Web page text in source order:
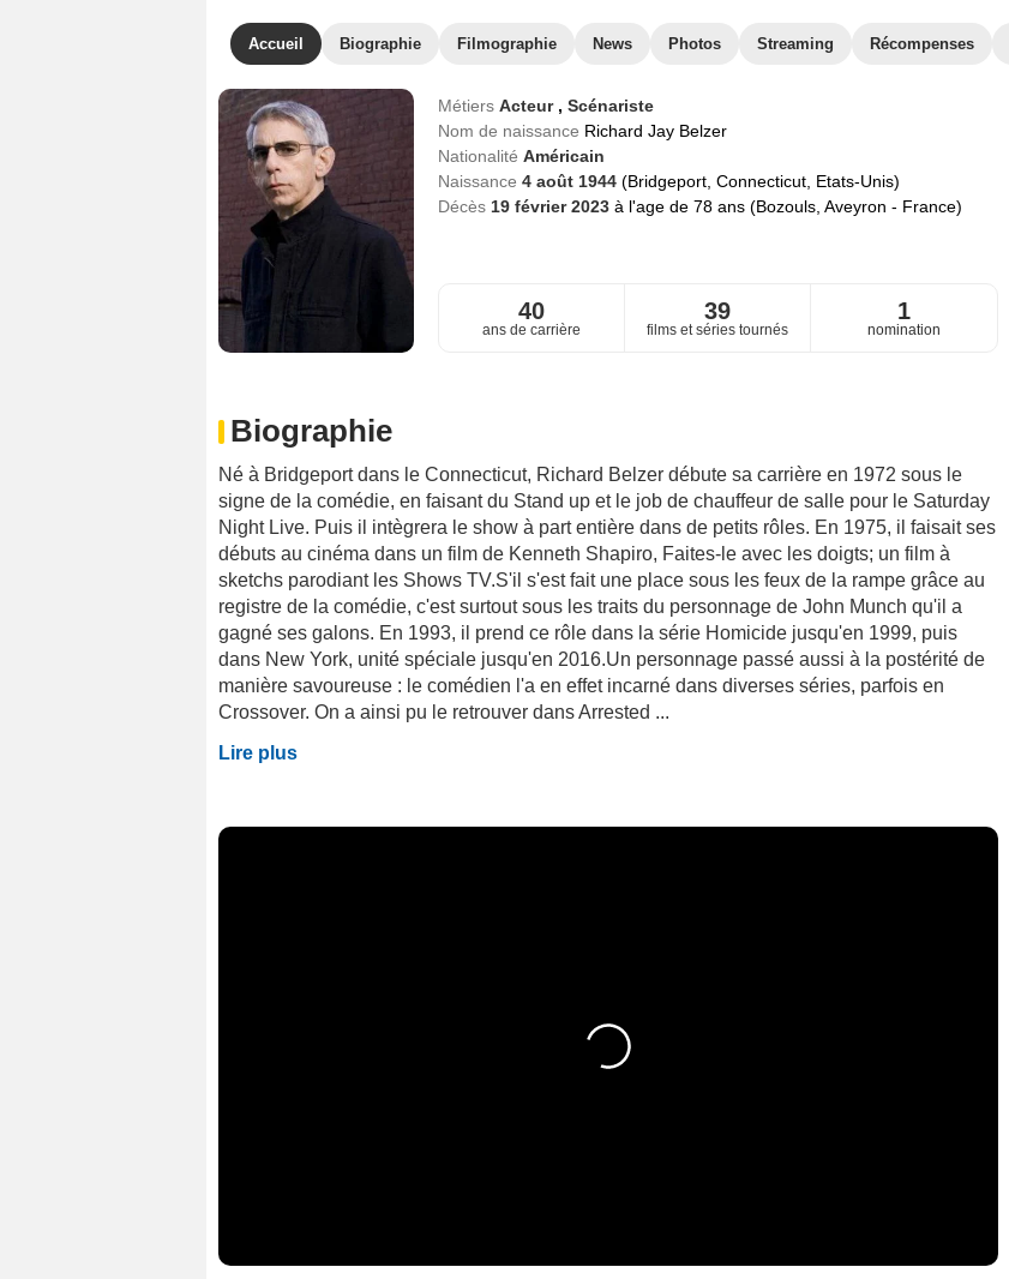
Accueil Biographie Filmographie News Photos Streaming Récompenses
Métiers Acteur , Scénariste
Nom de naissance Richard Jay Belzer
Nationalité Américain
Naissance 4 août 1944 (Bridgeport, Connecticut, Etats-Unis)
Décès 19 février 2023 à l'age de 78 ans (Bozouls, Aveyron - France)
40
ans de carrière
39
films et séries tournés
1
nomination
Biographie
Né à Bridgeport dans le Connecticut, Richard Belzer débute sa carrière en 1972 sous le
signe de la comédie, en faisant du Stand up et le job de chauffeur de salle pour le Saturday
Night Live. Puis il intègrera le show à part entière dans de petits rôles. En 1975, il faisait ses
débuts au cinéma dans un film de Kenneth Shapiro, Faites-le avec les doigts; un film à
sketchs parodiant les Shows TV.S'il s'est fait une place sous les feux de la rampe grâce au
registre de la comédie, c'est surtout sous les traits du personnage de John Munch qu'il a
gagné ses galons. En 1993, il prend ce rôle dans la série Homicide jusqu'en 1999, puis
dans New York, unité spéciale jusqu'en 2016.Un personnage passé aussi à la postérité de
manière savoureuse : le comédien l'a en effet incarné dans diverses séries, parfois en
Crossover. On a ainsi pu le retrouver dans Arrested ...
Lire plus